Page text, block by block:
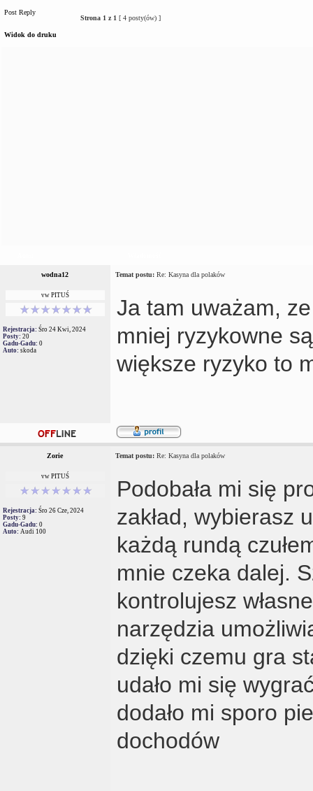
Post Reply
Strona 1 z 1 [ 4 posty(ów) ]
Widok do druku
wodna12 Temat postu: Re: Kasyna dla polaków
vw PITUŚ
Rejestracja: Śro 24 Kwi, 2024
Posty: 20
Gadu-Gadu: 0
Auto: skoda
Ja tam uważam,
mniej ryzykowne
większe ryzyko to
Zorie Temat postu: Re: Kasyna dla polaków
vw PITUŚ
Rejestracja: Śro 26 Cze, 2024
Posty: 9
Gadu-Gadu: 0
Auto: Audi 100
Podobała mi się
zakład, wybierasz
każdą rundą
mnie czeka dalej.
kontrolujesz
narzędzia
dzięki czemu gra
udało mi się
dodało mi sporo
dochodów